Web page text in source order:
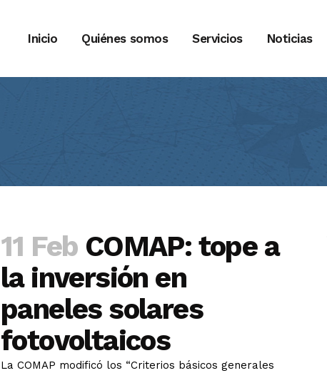
Inicio Quiénes somos Servicios Noticias
11 Feb COMAP: tope a
la inversión en
paneles solares
fotovoltaicos
La COMAP modificó los “Criterios básicos generales